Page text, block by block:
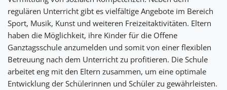
regulären Unterricht gibt es vielfältige Angebote im Bereich
Sport, Musik, Kunst und weiteren Freizeitaktivitäten. Eltern
haben die Möglichkeit, ihre Kinder für die Offene
Ganztagsschule anzumelden und somit von einer flexiblen
Betreuung nach dem Unterricht zu profitieren. Die Schule
arbeitet eng mit den Eltern zusammen, um eine optimale
Entwicklung der Schülerinnen und Schüler zu gewährleisten.